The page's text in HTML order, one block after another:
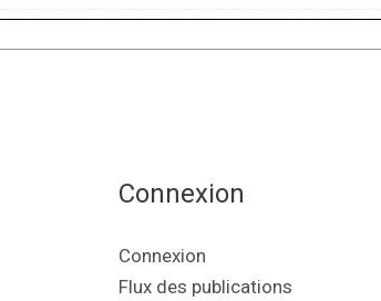
Connexion
Connexion
Flux des publications